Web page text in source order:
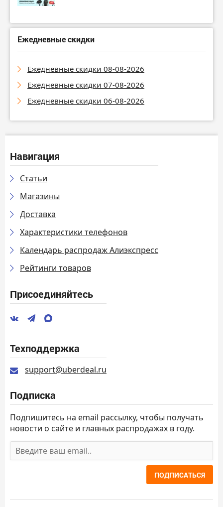
Ежедневные скидки
Ежедневные скидки 08-08-2026
Ежедневные скидки 07-08-2026
Ежедневные скидки 06-08-2026
Навигация
Статьи
Магазины
Доставка
Характеристики телефонов
Календарь распродаж Алиэкспресс
Рейтинги товаров
Присоединяйтесь
Техподдержка
support@uberdeal.ru
Подписка
Подпишитесь на email рассылку, чтобы получать
новости о сайте и главных распродажах в году.
ПОДПИСАТЬСЯ